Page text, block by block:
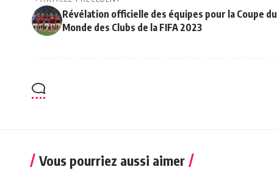
Révélation officielle des équipes pour la Coupe du
Monde des Clubs de la FIFA 2023
Vous pourriez aussi aimer